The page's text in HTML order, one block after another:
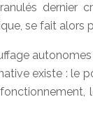
dernier
se fait alors
existe : le